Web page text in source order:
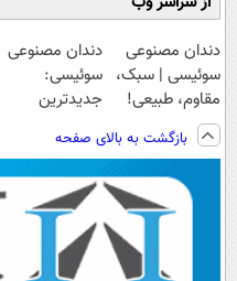
دندان مصنوعی
سوئیسی | سبک،
مقاوم، طبیعی!
ویزیت
رایگان+پرداخت
اقساطی😍
دندان مصنوعی
سوئیسی:
جدیدترین
سبک و مقاوم |
پرداخت قسطی
بازگشت به بالای صفحه